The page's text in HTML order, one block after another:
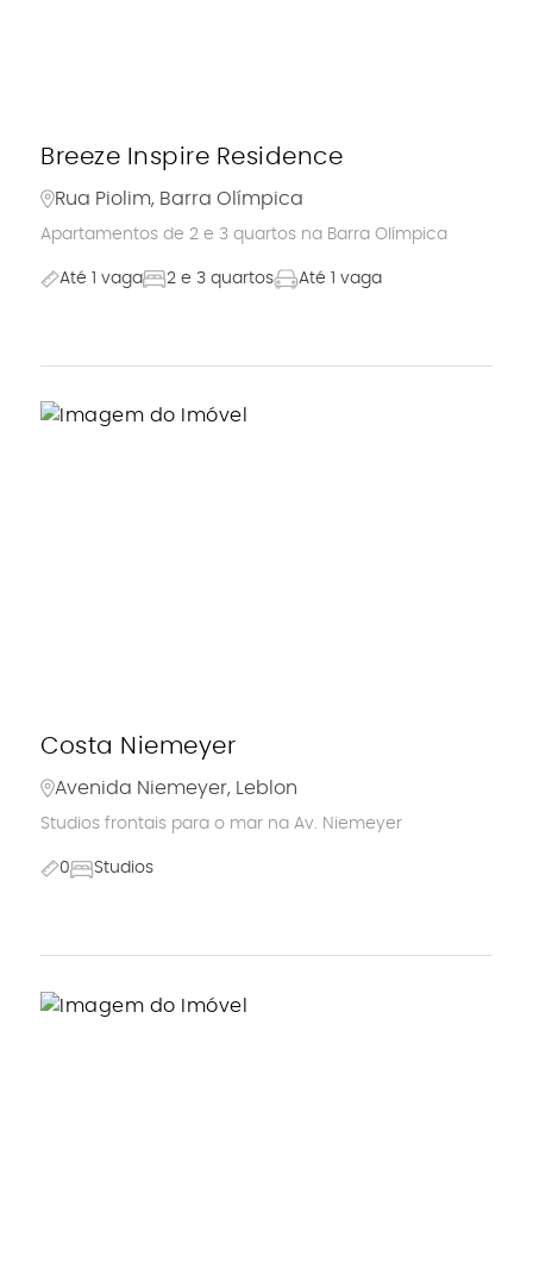
Breeze Inspire Residence
Rua Piolim, Barra Olímpica
Apartamentos de 2 e 3 quartos na Barra Olímpica
Até 1 vaga 2 e 3 quartos Até 1 vaga
Costa Niemeyer
Avenida Niemeyer, Leblon
Studios frontais para o mar na Av. Niemeyer
0 Studios